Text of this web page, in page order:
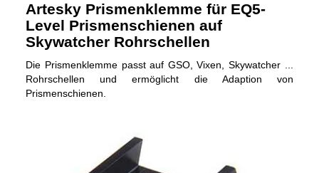
Artesky Prismenklemme für EQ5-
Level Prismenschienen auf
Skywatcher Rohrschellen
Die Prismenklemme passt auf GSO, Vixen, Skywatcher ...
Rohrschellen und ermöglicht die Adaption von
Prismenschienen.